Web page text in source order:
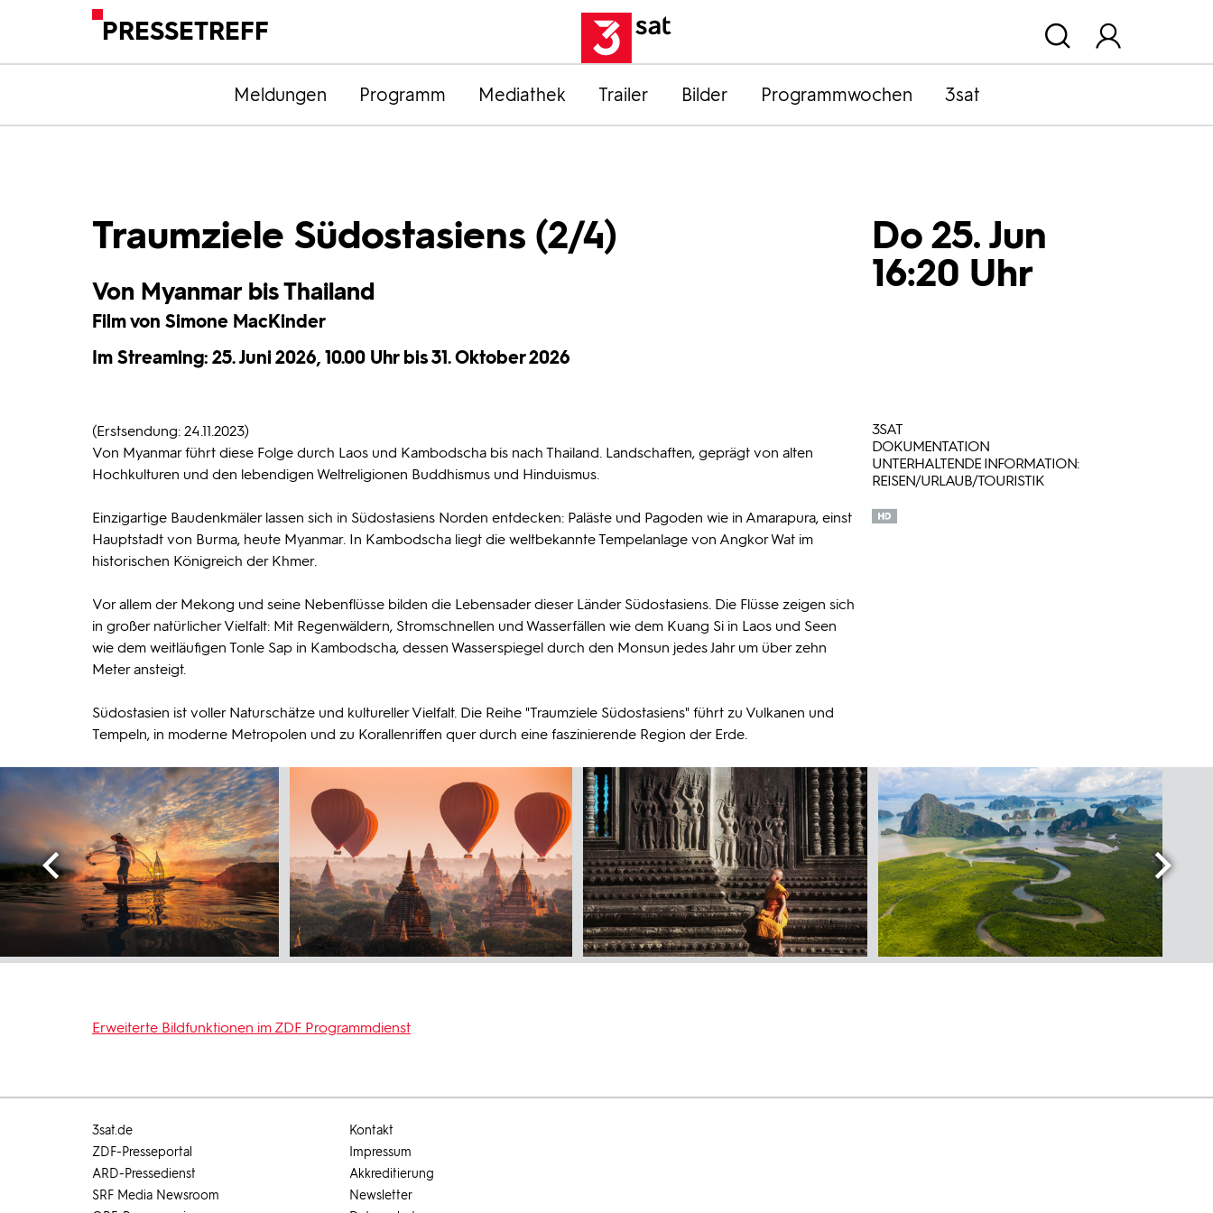
PRESSETREFF
Meldungen Programm Mediathek Trailer Bilder Programmwochen 3sat
Traumziele Südostasiens (2/4)
Von Myanmar bis Thailand
Film von Simone MacKinder
Im Streaming: 25. Juni 2026, 10.00 Uhr bis 31. Oktober 2026
Do 25. Jun
16:20 Uhr
(Erstsendung: 24.11.2023)
Von Myanmar führt diese Folge durch Laos und Kambodscha bis nach Thailand. Landschaften, geprägt von alten
Hochkulturen und den lebendigen Weltreligionen Buddhismus und Hinduismus.
Einzigartige Baudenkmäler lassen sich in Südostasiens Norden entdecken: Paläste und Pagoden wie in Amarapura, einst
Hauptstadt von Burma, heute Myanmar. In Kambodscha liegt die weltbekannte Tempelanlage von Angkor Wat im
historischen Königreich der Khmer.
Vor allem der Mekong und seine Nebenflüsse bilden die Lebensader dieser Länder Südostasiens. Die Flüsse zeigen sich
in großer natürlicher Vielfalt: Mit Regenwäldern, Stromschnellen und Wasserfällen wie dem Kuang Si in Laos und Seen
wie dem weitläufigen Tonle Sap in Kambodscha, dessen Wasserspiegel durch den Monsun jedes Jahr um über zehn
Meter ansteigt.
Südostasien ist voller Naturschätze und kultureller Vielfalt. Die Reihe "Traumziele Südostasiens" führt zu Vulkanen und
Tempeln, in moderne Metropolen und zu Korallenriffen quer durch eine faszinierende Region der Erde.
3SAT
DOKUMENTATION
UNTERHALTENDE INFORMATION:
REISEN/URLAUB/TOURISTIK
Erweiterte Bildfunktionen im ZDF Programmdienst
3sat.de
ZDF-Presseportal
ARD-Pressedienst
SRF Media Newsroom
Kontakt
Impressum
Akkreditierung
Newsletter